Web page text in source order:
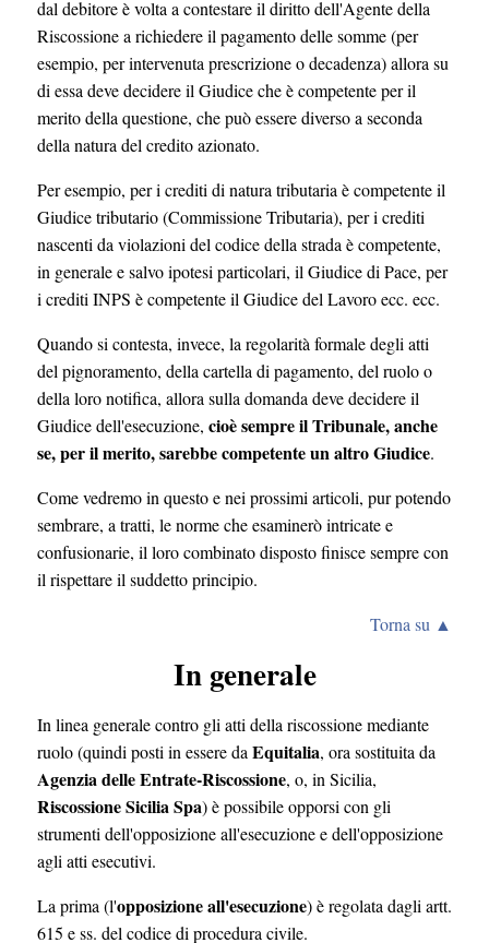
dal debitore è volta a contestare il diritto dell'Agente della
Riscossione a richiedere il pagamento delle somme (per
esempio, per intervenuta prescrizione o decadenza) allora su
di essa deve decidere il Giudice che è competente per il
merito della questione, che può essere diverso a seconda
della natura del credito azionato.
Per esempio, per i crediti di natura tributaria è competente il
Giudice tributario (Commissione Tributaria), per i crediti
nascenti da violazioni del codice della strada è competente,
in generale e salvo ipotesi particolari, il Giudice di Pace, per
i crediti INPS è competente il Giudice del Lavoro ecc. ecc.
Quando si contesta, invece, la regolarità formale degli atti
del pignoramento, della cartella di pagamento, del ruolo o
della loro notifica, allora sulla domanda deve decidere il
Giudice dell'esecuzione, cioè sempre il Tribunale, anche
se, per il merito, sarebbe competente un altro Giudice.
Come vedremo in questo e nei prossimi articoli, pur potendo
sembrare, a tratti, le norme che esaminerò intricate e
confusionarie, il loro combinato disposto finisce sempre con
il rispettare il suddetto principio.
Torna su ▲
In generale
In linea generale contro gli atti della riscossione mediante
ruolo (quindi posti in essere da Equitalia, ora sostituita da
Agenzia delle Entrate-Riscossione, o, in Sicilia,
Riscossione Sicilia Spa) è possibile opporsi con gli
strumenti dell'opposizione all'esecuzione e dell'opposizione
agli atti esecutivi.
La prima (l'opposizione all'esecuzione) è regolata dagli artt.
615 e ss. del codice di procedura civile.